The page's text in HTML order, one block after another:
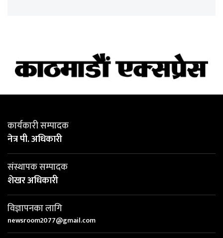
कार्यकारी सम्पादक
नेत्र पी. अधिकारी
संस्थापक सम्पादक
शेखर अधिकारी
विज्ञापनका लागि
newsroom2077@gmail.com